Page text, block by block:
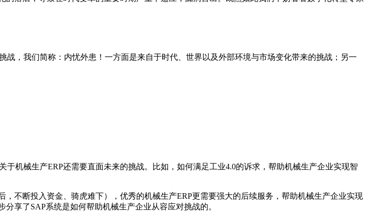
战，我们简称：内忧外患！一方面是来自于时代、世界以及外部环境与市场变化带来的挑战；另一
机械生产ERP还需要直面未来的挑战。比如，如何满足工业4.0的诉求，帮助机械生产企业实现智
不断投入资金、骑虎难下），优秀的机械生产ERP更需要强大的后续服务，帮助机械生产企业实现
享了SAP系统是如何帮助机械生产企业从容应对挑战的。